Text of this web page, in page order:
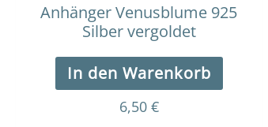
Anhänger Venusblume 925
Silber vergoldet
In den Warenkorb
6,50 €